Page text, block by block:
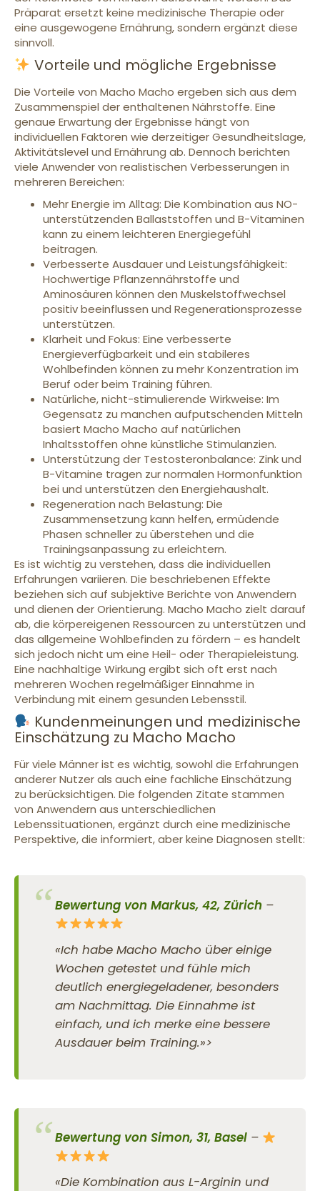
Präparat ersetzt keine medizinische Therapie oder
eine ausgewogene Ernährung, sondern ergänzt diese
sinnvoll.
Vorteile und mögliche Ergebnisse
Die Vorteile von Macho Macho ergeben sich aus dem
Zusammenspiel der enthaltenen Nährstoffe. Eine
genaue Erwartung der Ergebnisse hängt von
individuellen Faktoren wie derzeitiger Gesundheitslage,
Aktivitätslevel und Ernährung ab. Dennoch berichten
viele Anwender von realistischen Verbesserungen in
mehreren Bereichen:
Mehr Energie im Alltag: Die Kombination aus NO-
unterstützenden Ballaststoffen und B-Vitaminen
kann zu einem leichteren Energiegefühl
beitragen.
Verbesserte Ausdauer und Leistungsfähigkeit:
Hochwertige Pflanzennährstoffe und
Aminosäuren können den Muskelstoffwechsel
positiv beeinflussen und Regenerationsprozesse
unterstützen.
Klarheit und Fokus: Eine verbesserte
Energieverfügbarkeit und ein stabileres
Wohlbefinden können zu mehr Konzentration im
Beruf oder beim Training führen.
Natürliche, nicht-stimulierende Wirkweise: Im
Gegensatz zu manchen aufputschenden Mitteln
basiert Macho Macho auf natürlichen
Inhaltsstoffen ohne künstliche Stimulanzien.
Unterstützung der Testosteronbalance: Zink und
B-Vitamine tragen zur normalen Hormonfunktion
bei und unterstützen den Energiehaushalt.
Regeneration nach Belastung: Die
Zusammensetzung kann helfen, ermüdende
Phasen schneller zu überstehen und die
Trainingsanpassung zu erleichtern.
Es ist wichtig zu verstehen, dass die individuellen
Erfahrungen variieren. Die beschriebenen Effekte
beziehen sich auf subjektive Berichte von Anwendern
und dienen der Orientierung. Macho Macho zielt darauf
ab, die körpereigenen Ressourcen zu unterstützen und
das allgemeine Wohlbefinden zu fördern – es handelt
sich jedoch nicht um eine Heil- oder Therapieleistung.
Eine nachhaltige Wirkung ergibt sich oft erst nach
mehreren Wochen regelmäßiger Einnahme in
Verbindung mit einem gesunden Lebensstil.
Kundenmeinungen und medizinische
Einschätzung zu Macho Macho
Für viele Männer ist es wichtig, sowohl die Erfahrungen
anderer Nutzer als auch eine fachliche Einschätzung
zu berücksichtigen. Die folgenden Zitate stammen
von Anwendern aus unterschiedlichen
Lebenssituationen, ergänzt durch eine medizinische
Perspektive, die informiert, aber keine Diagnosen stellt:
Bewertung von Markus, 42, Zürich –
«Ich habe Macho Macho über einige
Wochen getestet und fühle mich
deutlich energiegeladener, besonders
am Nachmittag. Die Einnahme ist
einfach, und ich merke eine bessere
Ausdauer beim Training.»>
Bewertung von Simon, 31, Basel –
«Die Kombination aus L-Arginin und